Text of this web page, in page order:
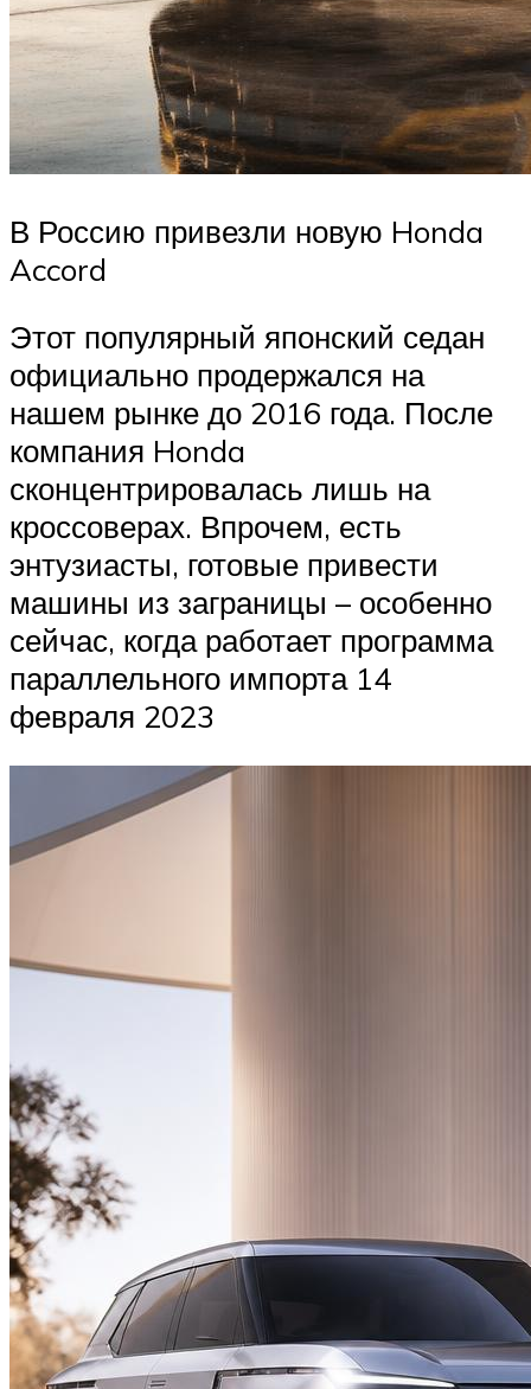
В Россию привезли новую Honda
Accord
Этот популярный японский седан
официально продержался на
нашем рынке до 2016 года. После
компания Honda
сконцентрировалась лишь на
кроссоверах. Впрочем, есть
энтузиасты, готовые привести
машины из заграницы – особенно
сейчас, когда работает программа
параллельного импорта 14
февраля 2023